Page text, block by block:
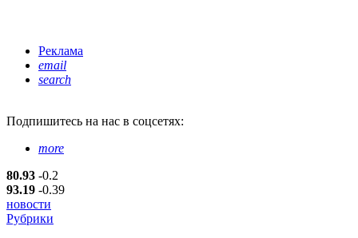
Реклама
email
search
Подпишитесь на нас в соцсетях:
more
80.93 -0.2
93.19 -0.39
новости
Рубрики